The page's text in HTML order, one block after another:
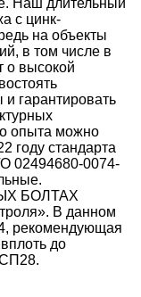
Наш длительный
с цинк-
на объекты
в том числе в
о высокой
гарантировать
опыта можно
году стандарта
02494680-0074-
БОЛТАХ
В данном
рекомендующая
до